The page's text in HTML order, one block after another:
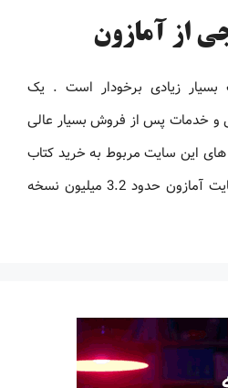
از آمازون
بسیار زیادی برخودار است . یک
و خدمات پس از فروش بسیار عالی
این سایت مربوط به خرید کتاب
خارجی از آمازون است . سایت آمازون حدود 3.2 میلیون نسخه